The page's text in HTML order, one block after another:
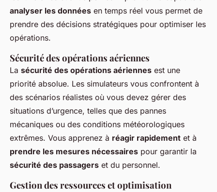
analyser les données en temps réel vous permet de
prendre des décisions stratégiques pour optimiser les
opérations.
Sécurité des opérations aériennes
La sécurité des opérations aériennes est une
priorité absolue. Les simulateurs vous confrontent à
des scénarios réalistes où vous devez gérer des
situations d’urgence, telles que des pannes
mécaniques ou des conditions météorologiques
extrêmes. Vous apprenez à réagir rapidement et à
prendre les mesures nécessaires pour garantir la
sécurité des passagers et du personnel.
Gestion des ressources et optimisation